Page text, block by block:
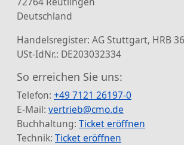
Deutschland
Handelsregister: AG Stuttgart, HRB
USt-IdNr.: DE203032334
So erreichen Sie uns:
Telefon: +49 7121 26197-0
E-Mail: vertrieb@cmo.de
Buchhaltung: Ticket eröffnen
Technik: Ticket eröffnen